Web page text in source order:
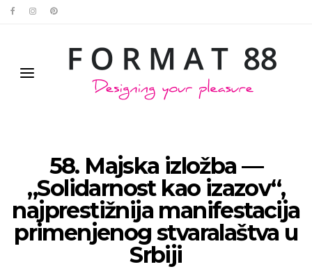
58. Majska izložba —
„Solidarnost kao izazov“,
najprestižnija manifestacija
primenjenog stvaralaštva u
Srbiji